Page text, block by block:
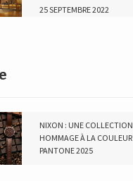
25 SEPTEMBRE 2022
NIXON : UNE COLLECTION
HOMMAGE À LA COULEUR
PANTONE 2025